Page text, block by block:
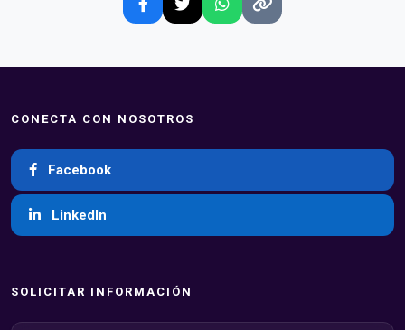
CONECTA CON NOSOTROS
Facebook
LinkedIn
SOLICITAR INFORMACIÓN